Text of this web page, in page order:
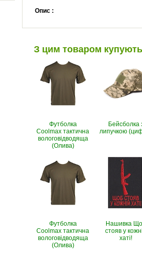
Опис :
З цим товаром купують
Футболка
Coolmax тактична
вологовiдводяща
(Олива)
Бейсболка
липучкою
Футболка
Coolmax тактична
вологовiдводяща
(Олива)
Нашивка
стояв у
хаті!